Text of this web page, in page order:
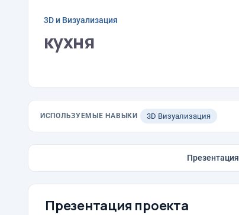
3D и Визуализация
кухня
ИСПОЛЬЗУЕМЫЕ НАВЫКИ 3D Визуализация
Презентация
Презентация проекта